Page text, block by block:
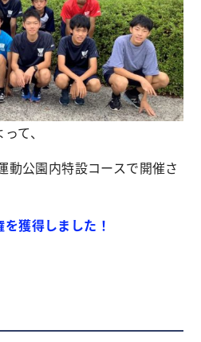
て、
動公園内特設コースで開催さ
獲得しました！